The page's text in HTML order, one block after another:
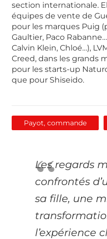
section internationale.
équipes de vente de
pour les marques Puig
Gaultier, Paco
Calvin Klein, Chloé…),
Creed, dans les grands
pour les starts-up
que pour Shiseido.
Payot, commande
Les regards
confrontés
sa fille, une
l’expérience